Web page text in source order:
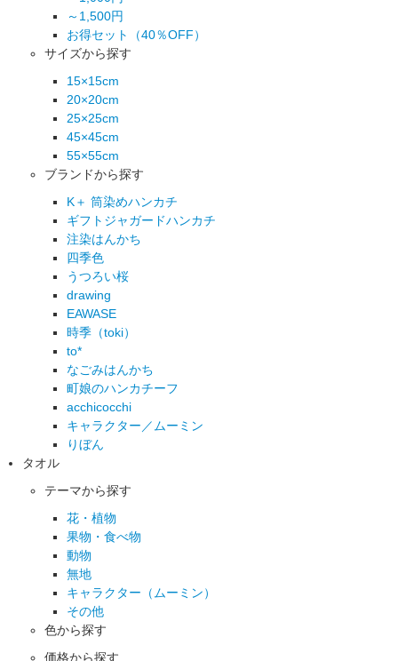
～1,500円
お得セット（40％OFF）
サイズから探す
15×15cm
20×20cm
25×25cm
45×45cm
55×55cm
ブランドから探す
K＋ 筒染めハンカチ
ギフトジャガードハンカチ
注染はんかち
四季色
うつろい桜
drawing
EAWASE
時季（toki）
to*
なごみはんかち
町娘のハンカチーフ
acchicocchi
キャラクター／ムーミン
りぼん
タオル
テーマから探す
花・植物
果物・食べ物
動物
無地
キャラクター（ムーミン）
その他
色から探す
価格から探す